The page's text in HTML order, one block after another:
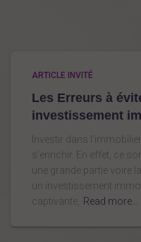
ARTICLE INVITÉ
Les Erreurs à
investissement
Investir dans
s’enrichir. En effet, ce
une grande partie voire
un investissement
captivante, Read more…